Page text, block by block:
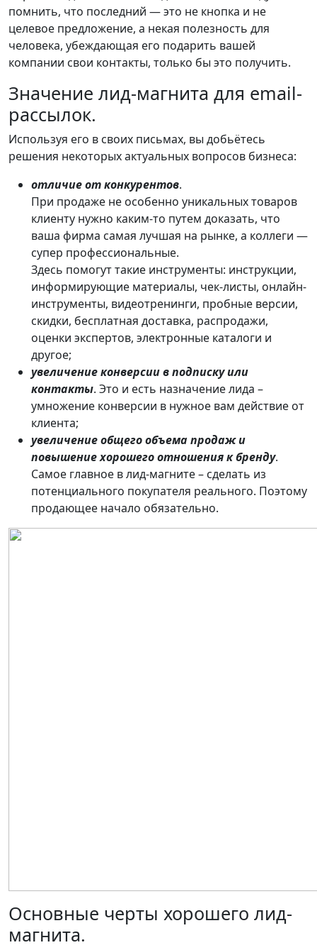
помнить, что последний — это не кнопка и не
целевое предложение, а некая полезность для
человека, убеждающая его подарить вашей
компании свои контакты, только бы это получить.
Значение лид-магнита для email-
рассылок.
Используя его в своих письмах, вы добьётесь
решения некоторых актуальных вопросов бизнеса:
отличие от конкурентов.
При продаже не особенно уникальных товаров
клиенту нужно каким-то путем доказать, что
ваша фирма самая лучшая на рынке, а коллеги —
супер профессиональные.
Здесь помогут такие инструменты: инструкции,
информирующие материалы, чек-листы, онлайн-
инструменты, видеотренинги, пробные версии,
скидки, бесплатная доставка, распродажи,
оценки экспертов, электронные каталоги и
другое;
увеличение конверсии в подписку или
контакты. Это и есть назначение лида –
умножение конверсии в нужное вам действие от
клиента;
увеличение общего объема продаж и
повышение хорошего отношения к бренду.
Самое главное в лид-магните – сделать из
потенциального покупателя реального. Поэтому
продающее начало обязательно.
Основные черты хорошего лид-
магнита.